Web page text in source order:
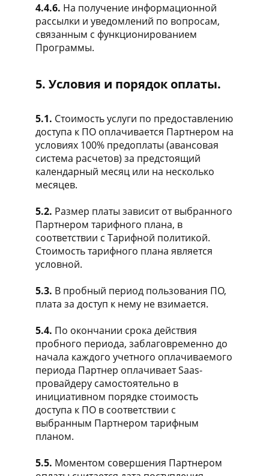
4.4.6. На получение информационной
рассылки и уведомлений по вопросам,
связанным с функционированием
Программы.
5. Условия и порядок оплаты.
5.1. Стоимость услуги по предоставлению
доступа к ПО оплачивается Партнером на
условиях 100% предоплаты (авансовая
система расчетов) за предстоящий
календарный месяц или на несколько
месяцев.
5.2. Размер платы зависит от выбранного
Партнером тарифного плана, в
соответствии с Тарифной политикой.
Стоимость тарифного плана является
условной.
5.3. В пробный период пользования ПО,
плата за доступ к нему не взимается.
5.4. По окончании срока действия
пробного периода, заблаговременно до
начала каждого учетного оплачиваемого
периода Партнер оплачивает Saas-
провайдеру самостоятельно в
инициативном порядке стоимость
доступа к ПО в соответствии с
выбранным Партнером тарифным
планом.
5.5. Моментом совершения Партнером